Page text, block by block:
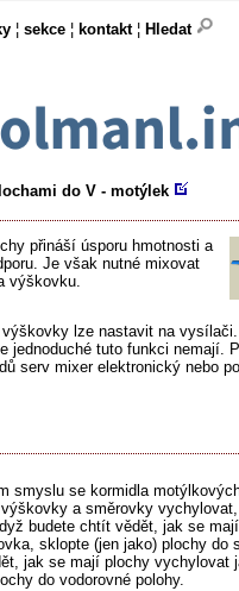
¦ sekce ¦ kontakt¦ Hledat
do V - motýlek
přináší úsporu hmotnosti a
Je však nutné mixovat
výškovku.
lze nastavit na
jednoduché tuto funkci nemají.
serv mixer elektronický nebo
smyslu se kormidla
a směrovky
budete chtít vědět, jak se
sklopte (jen jako) plochy do
jak se mají plochy vychylovat
do vodorovné polohy.